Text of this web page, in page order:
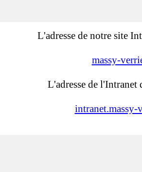
L'adresse de notre site
massy-
L'adresse de l'Intranet
intranet.massy-